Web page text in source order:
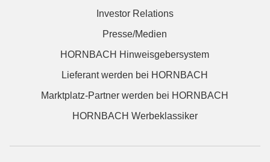
Investor Relations
Presse/Medien
HORNBACH Hinweisgebersystem
Lieferant werden bei HORNBACH
Marktplatz-Partner werden bei HORNBACH
HORNBACH Werbeklassiker